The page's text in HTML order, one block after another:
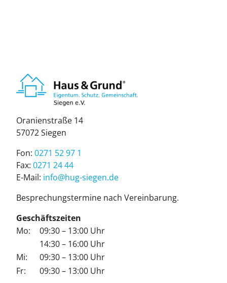
Ora­ni­en­stra­ße 14
57072 Sie­gen
Fon: 0271 52 97 1
Fax: 0271 24 44
E-Mail: info@hug-sie­gen.de
Be­spre­chungs­ter­mi­ne nach Ver­ein­ba­rung.
Geschäftszeiten
Mo:
09:30 – 13:00 Uhr
14:30 – 16:00 Uhr
Mi:
09:30 – 13:00 Uhr
Fr:
09:30 – 13:00 Uhr